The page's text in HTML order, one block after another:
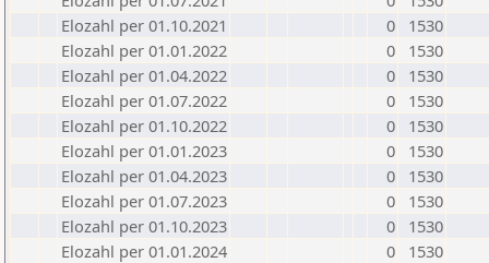
Elozahl per 01.10.2021
0
1530
Elozahl per 01.01.2022
0
1530
Elozahl per 01.04.2022
0
1530
Elozahl per 01.07.2022
0
1530
Elozahl per 01.10.2022
0
1530
Elozahl per 01.01.2023
0
1530
Elozahl per 01.04.2023
0
1530
Elozahl per 01.07.2023
0
1530
Elozahl per 01.10.2023
0
1530
Elozahl per 01.01.2024
0
1530